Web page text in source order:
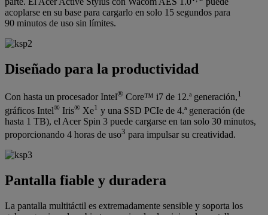
acoplarse en su base para cargarlo en solo 15 segundos para
90 minutos de uso sin límites.
Diseñado para la productividad
Con hasta un procesador Intel® Core™ i7 de 12.ª generación,1
gráficos Intel® Iris® Xe1 y una SSD PCIe de 4.ª generación (de
hasta 1 TB), el Acer Spin 3 puede cargarse en tan solo 30 minutos,
proporcionando 4 horas de uso3 para impulsar su creatividad.
Pantalla fiable y duradera
La pantalla multitáctil es extremadamente sensible y soporta los